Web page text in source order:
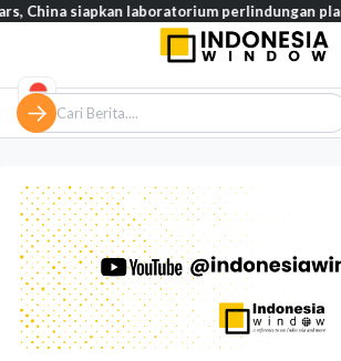
laboratorium perlindungan planet